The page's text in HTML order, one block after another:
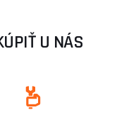
U NÁS